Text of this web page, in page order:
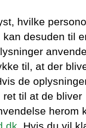
hvilke
desuden til
til, at der
de
til at de bliver
herom
. Hvis du vil